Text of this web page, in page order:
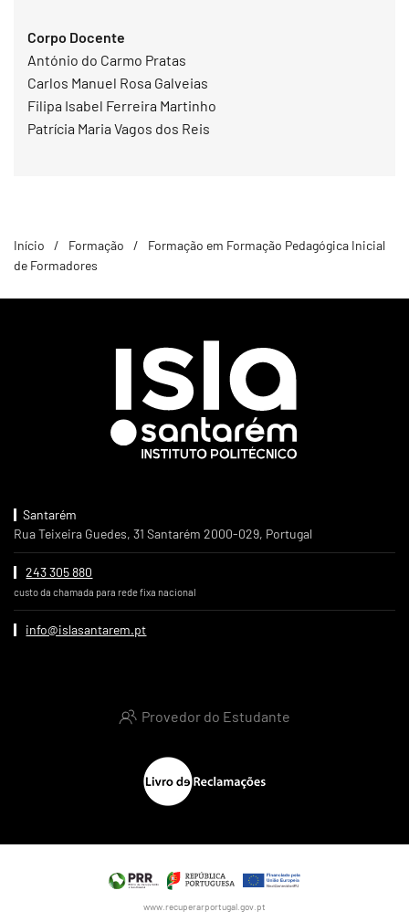
Corpo Docente
António do Carmo Pratas
Carlos Manuel Rosa Galveias
Filipa Isabel Ferreira Martinho
Patrícia Maria Vagos dos Reis
Início Formação
Formação em Formação Pedagógica Inicial
de Formadores
Santarém
Rua Teixeira Guedes, 31 Santarém 2000-029, Portugal
243 305 880
custo da chamada para rede fixa nacional
info@islasantarem.pt
Provedor do Estudante
www.recuperarportugal.gov.pt